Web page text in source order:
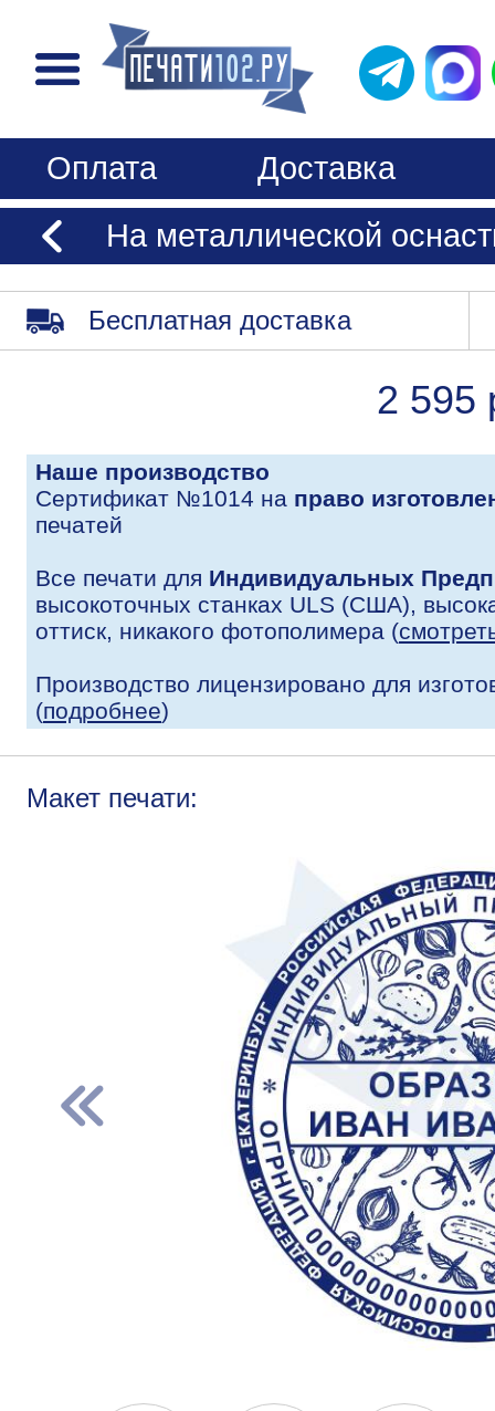
Оплата
Доставка
На металлической
Бесплатная доставка
2 595
Наше производство
Сертификат №1014 на право
печатей
Все печати для Индивидуальных
высокоточных станках ULS (США),
оттиск, никакого фотополимера (
Производство лицензировано для
(подробнее)
Макет печати: